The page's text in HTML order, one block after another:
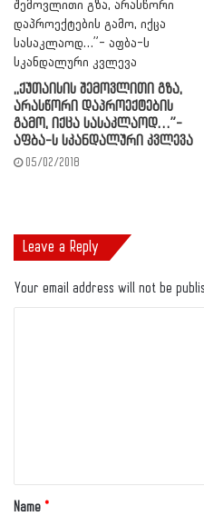
,,ქუთაისის შემოვლითი გზა,
არასწორი დაპროექტების
გამო, იქცა სასაკლაოდ…”-
აფბა-ს სკანდალური კვლევა
05/02/2018
Leave a Reply
Your email address will not be
Name *